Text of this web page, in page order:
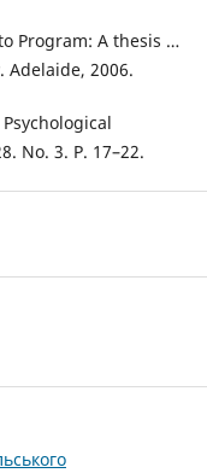
Program: A thesis …
Adelaide, 2006.
No. 3. P. 17–22.